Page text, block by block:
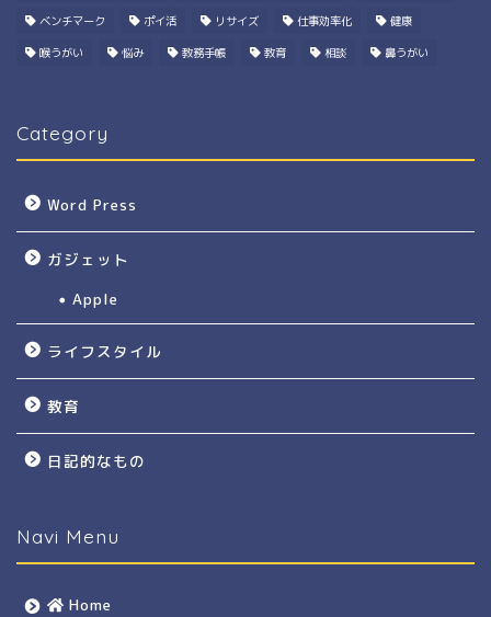
ベンチマーク ポイ活 リサイズ 仕事効率化 健康
喉うがい 悩み 教務手帳 教育 相談 鼻うがい
Category
Word Press
ガジェット
Apple
ライフスタイル
教育
日記的なもの
Navi Menu
Home